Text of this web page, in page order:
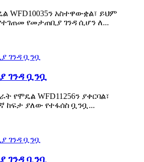
WFD10035ን አስተዋውቋል፣ ይህም
የመታጠቢያ ገንዳ ሲሆን ለ...
ገንዳ ቧንቧ
የሞዴል WFD11256ን ያቀርባል፣
ከፍታ ያለው የተፋሰስ ቧንቧ...
ገንዳ ቧንቧ